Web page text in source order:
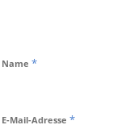
Name *
E-Mail-Adresse *